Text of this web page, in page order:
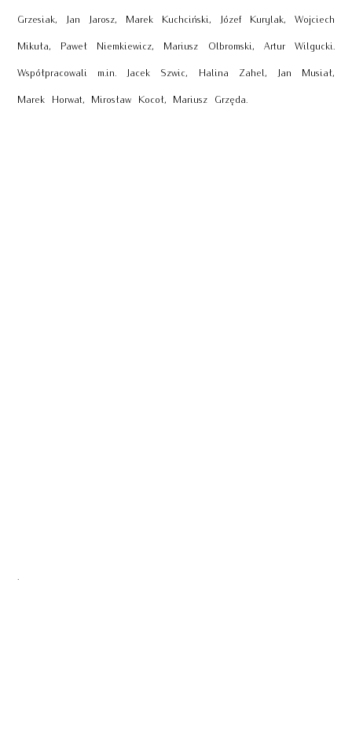
Grzesiak, Jan Jarosz, Marek Kuchciński, Józef Kurylak, Wojciech
Mikuła, Paweł Niemkiewicz, Mariusz Olbromski, Artur Wilgucki.
Współpracowali m.in. Jacek Szwic, Halina Zahel, Jan Musiał,
Marek Horwat, Mirosław Kocoł, Mariusz Grzęda.